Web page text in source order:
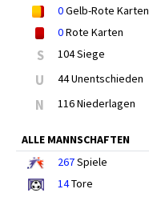
0Gelb-Rote Karten
0Rote Karten
S 104 Siege
U 44 Unentschieden
N 116 Niederlagen
ALLE MANNSCHAFTEN
267Spiele
14Tore